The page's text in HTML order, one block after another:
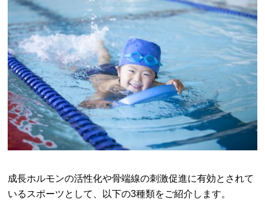
成長ホルモンの活性化や骨端線の刺激促進に有効とされて
いるスポーツとして、以下の3種類をご紹介します。